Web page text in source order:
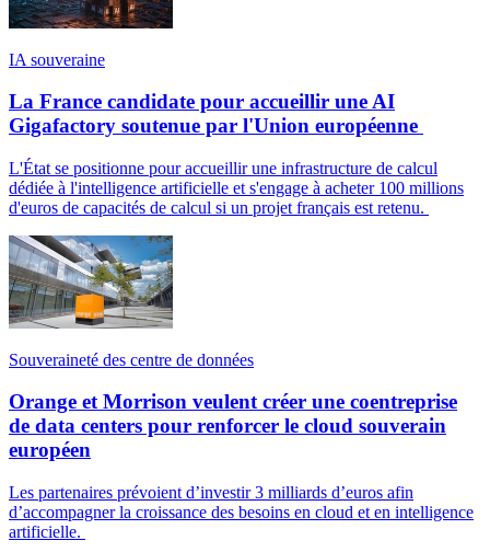
IA souveraine
La France candidate pour accueillir une AI
Gigafactory soutenue par l'Union européenne
L'État se positionne pour accueillir une infrastructure de calcul
dédiée à l'intelligence artificielle et s'engage à acheter 100 millions
d'euros de capacités de calcul si un projet français est retenu.
Souveraineté des centre de données
Orange et Morrison veulent créer une coentreprise
de data centers pour renforcer le cloud souverain
européen
Les partenaires prévoient d’investir 3 milliards d’euros afin
d’accompagner la croissance des besoins en cloud et en intelligence
artificielle.